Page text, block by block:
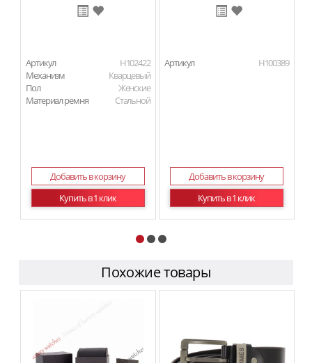
Артикул
H102422
Механизм
Кварцевый
Пол
Женские
Материал ремня
Стальной
Добавить в корзину
Купить в 1 клик
Артикул H100389
Добавить в корзину
Купить в 1 клик
Похожие товары